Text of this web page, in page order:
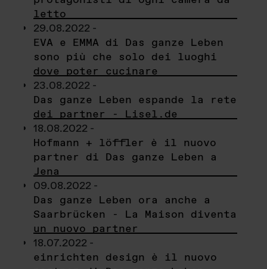
letto
29.08.2022 -
EVA e EMMA di Das ganze Leben
sono più che solo dei luoghi
dove poter cucinare
23.08.2022 -
Das ganze Leben espande la rete
dei partner - Lisel.de
18.08.2022 -
Hofmann + löffler è il nuovo
partner di Das ganze Leben a
Jena
09.08.2022 -
Das ganze Leben ora anche a
Saarbrücken - La Maison diventa
un nuovo partner
18.07.2022 -
einrichten design è il nuovo